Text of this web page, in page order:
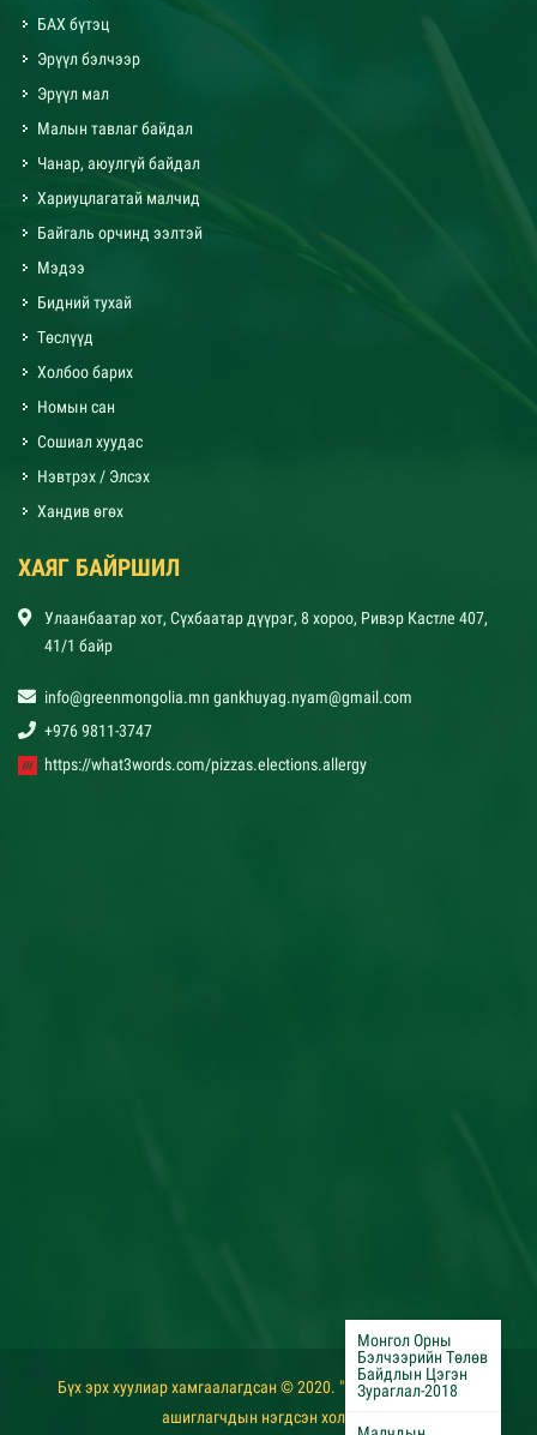
БАХ бүтэц
Эрүүл бэлчээр
Эрүүл мал
Малын тавлаг байдал
Чанар, аюулгүй байдал
Хариуцлагатай малчид
Байгаль орчинд ээлтэй
Мэдээ
Бидний тухай
Төслүүд
Холбоо барих
Номын сан
Сошиал хуудас
Нэвтрэх / Элсэх
Хандив өгөх
ХАЯГ БАЙРШИЛ
Улаанбаатар хот, Сүхбаатар дүүрэг, 8 хороо, Ривэр Кастле 407,
41/1 байр
info@greenmongolia.mn gankhuyag.nyam@gmail.com
+976 9811-3747
https://what3words.com/pizzas.elections.allergy
Монгол Орны
Бэлчээрийн Төлөв
Байдлын Цэгэн
Зураглал-2018
Бүх эрх хуулиар хамгаалагдсан © 2020. "Монголын бэлчээр
ашиглагчдын нэгдсэн холбоо"